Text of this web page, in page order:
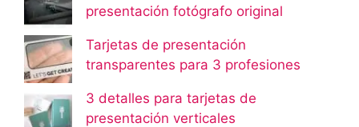
presentación fotógrafo original
Tarjetas de presentación
transparentes para 3 profesiones
3 detalles para tarjetas de
presentación verticales